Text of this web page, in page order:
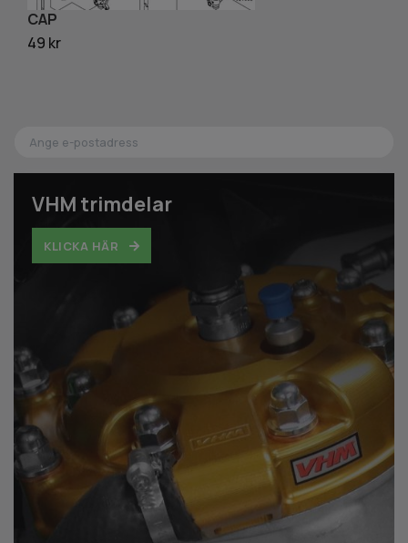
VHM trimdelar
KLICKA HÄR
CAP
49 kr